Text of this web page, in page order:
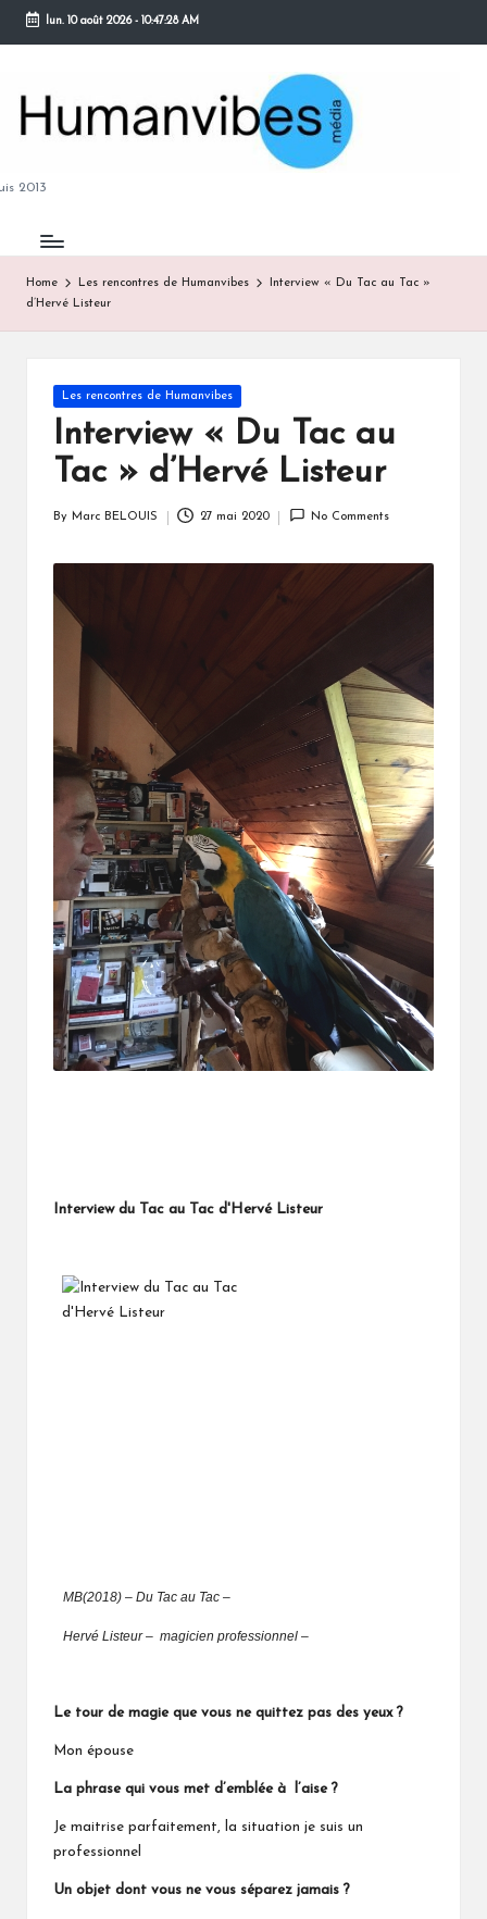
Skip
content
lun. 10 août 2026- 10:47:29 AM
2013
Home Les rencontres de Humanvibes
Interview « Du Tac au Tac »
d’Hervé Listeur
Posted
in
Les rencontres de Humanvibes
Interview « Du Tac au
Tac » d’Hervé Listeur
By Marc BELOUIS 27 mai 2020 No Comments
Interview du Tac au Tac d'Hervé Listeur
MB(2018) – Du Tac au Tac –
Hervé Listeur– magicien professionnel –
Le tour de magie que vous ne quittez pas des yeux ?
Mon épouse
La phrase qui vous met d’emblée à l’aise ?
Je maitrise parfaitement, la situation je suis un
professionnel
Un objet dont vous ne vous séparez jamais ?